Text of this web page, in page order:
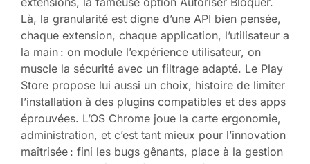
Là, la granularité est digne d’une API bien pensée,
chaque extension, chaque application, l’utilisateur a
la main : on module l’expérience utilisateur, on
muscle la sécurité avec un filtrage adapté. Le Play
Store propose lui aussi un choix, histoire de limiter
l’installation à des plugins compatibles et des apps
éprouvées. L’OS Chrome joue la carte ergonomie,
administration, et c’est tant mieux pour l’innovation
maîtrisée : fini les bugs gênants, place à la gestion